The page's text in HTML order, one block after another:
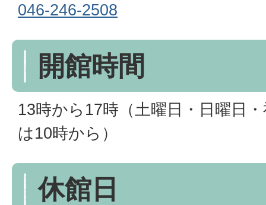
046-246-2508
開館時間
13時から17時（土曜日・日曜日
は10時から）
休館日